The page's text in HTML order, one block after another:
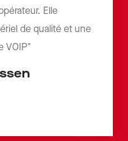
Elle
de qualité et une
VOIP"